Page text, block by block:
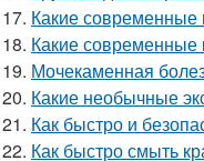
17. Какие
18. Какие современные
19. Мочекаменная
20. Какие необычные
21. Как быстро и
22. Как быстро смыть